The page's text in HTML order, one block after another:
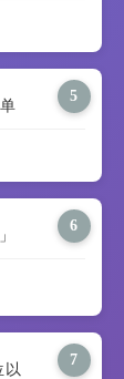
5
6
7
以